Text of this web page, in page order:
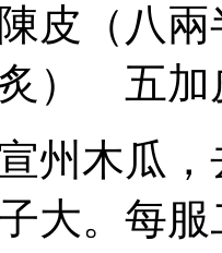
皮（八
） 五加
州木瓜
大。每